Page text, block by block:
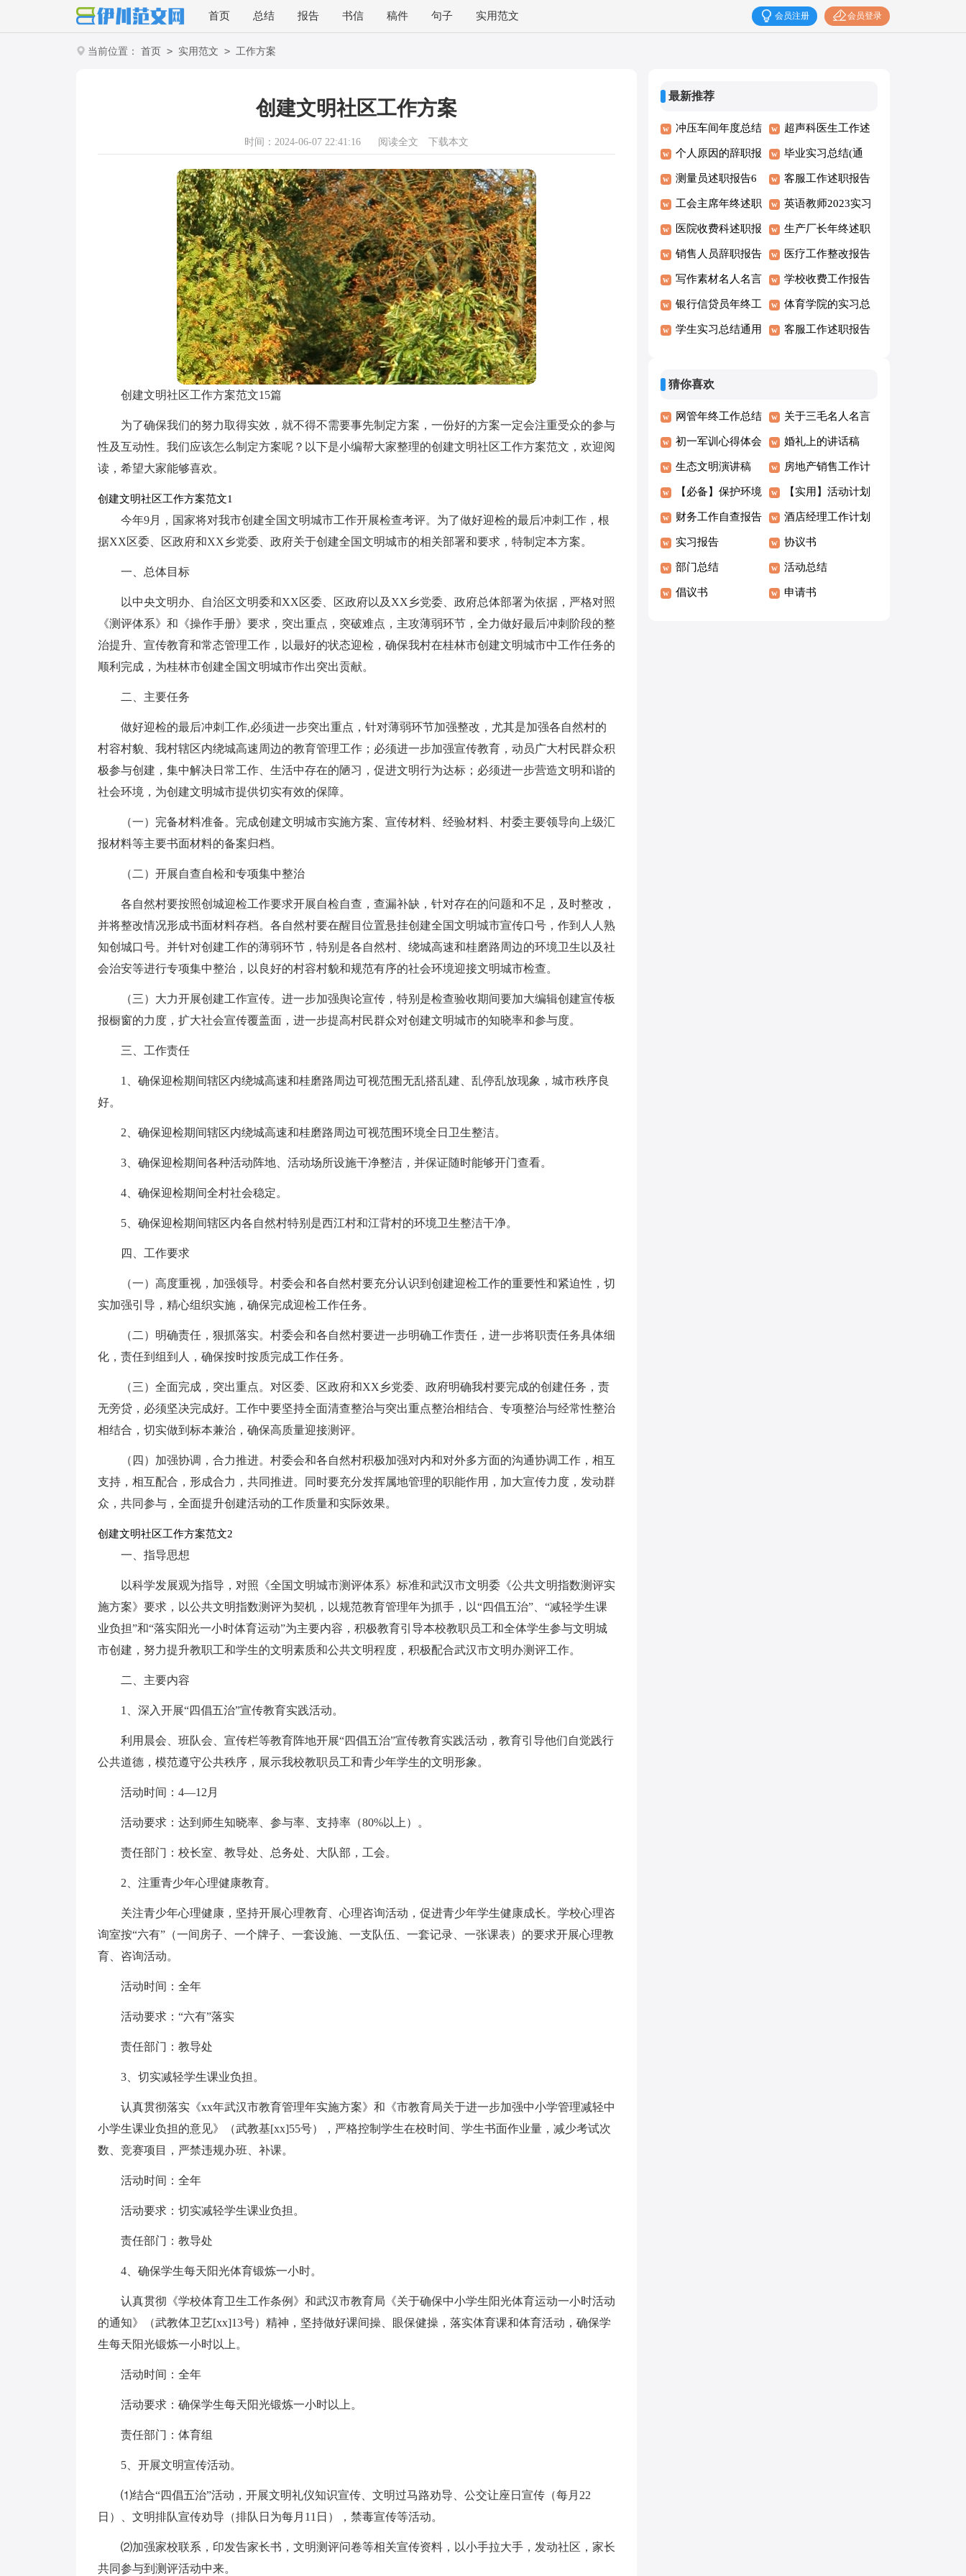
首页 总结 报告 书信 稿件 句子 实用范文 会员登录
会员注册
当前位置： 首页 > 实用范文 > 工作方案
创建文明社区工作方案
时间：2024-06-07 22:41:16 阅读全文 下载本文
创建文明社区工作方案范文15篇
为了确保我们的努力取得实效，就不得不需要事先制定方案，一份好的方案一定会注重受众的参与
性及互动性。我们应该怎么制定方案呢？以下是小编帮大家整理的创建文明社区工作方案范文，欢迎阅
读，希望大家能够喜欢。
创建文明社区工作方案范文1
今年9月，国家将对我市创建全国文明城市工作开展检查考评。为了做好迎检的最后冲刺工作，根
据XX区委、区政府和XX乡党委、政府关于创建全国文明城市的相关部署和要求，特制定本方案。
一、总体目标
以中央文明办、自治区文明委和XX区委、区政府以及XX乡党委、政府总体部署为依据，严格对照
《测评体系》和《操作手册》要求，突出重点，突破难点，主攻薄弱环节，全力做好最后冲刺阶段的整
治提升、宣传教育和常态管理工作，以最好的状态迎检，确保我村在桂林市创建文明城市中工作任务的
顺利完成，为桂林市创建全国文明城市作出突出贡献。
二、主要任务
做好迎检的最后冲刺工作,必须进一步突出重点，针对薄弱环节加强整改，尤其是加强各自然村的
村容村貌、我村辖区内绕城高速周边的教育管理工作；必须进一步加强宣传教育，动员广大村民群众积
极参与创建，集中解决日常工作、生活中存在的陋习，促进文明行为达标；必须进一步营造文明和谐的
社会环境，为创建文明城市提供切实有效的保障。
（一）完备材料准备。完成创建文明城市实施方案、宣传材料、经验材料、村委主要领导向上级汇
报材料等主要书面材料的备案归档。
（二）开展自查自检和专项集中整治
各自然村要按照创城迎检工作要求开展自检自查，查漏补缺，针对存在的问题和不足，及时整改，
并将整改情况形成书面材料存档。各自然村要在醒目位置悬挂创建全国文明城市宣传口号，作到人人熟
知创城口号。并针对创建工作的薄弱环节，特别是各自然村、绕城高速和桂磨路周边的环境卫生以及社
会治安等进行专项集中整治，以良好的村容村貌和规范有序的社会环境迎接文明城市检查。
（三）大力开展创建工作宣传。进一步加强舆论宣传，特别是检查验收期间要加大编辑创建宣传板
报橱窗的力度，扩大社会宣传覆盖面，进一步提高村民群众对创建文明城市的知晓率和参与度。
三、工作责任
1、确保迎检期间辖区内绕城高速和桂磨路周边可视范围无乱搭乱建、乱停乱放现象，城市秩序良
好。
2、确保迎检期间辖区内绕城高速和桂磨路周边可视范围环境全日卫生整洁。
3、确保迎检期间各种活动阵地、活动场所设施干净整洁，并保证随时能够开门查看。
4、确保迎检期间全村社会稳定。
5、确保迎检期间辖区内各自然村特别是西江村和江背村的环境卫生整洁干净。
四、工作要求
（一）高度重视，加强领导。村委会和各自然村要充分认识到创建迎检工作的重要性和紧迫性，切
实加强引导，精心组织实施，确保完成迎检工作任务。
（二）明确责任，狠抓落实。村委会和各自然村要进一步明确工作责任，进一步将职责任务具体细
化，责任到组到人，确保按时按质完成工作任务。
（三）全面完成，突出重点。对区委、区政府和XX乡党委、政府明确我村要完成的创建任务，责
无旁贷，必须坚决完成好。工作中要坚持全面清查整治与突出重点整治相结合、专项整治与经常性整治
相结合，切实做到标本兼治，确保高质量迎接测评。
（四）加强协调，合力推进。村委会和各自然村积极加强对内和对外多方面的沟通协调工作，相互
支持，相互配合，形成合力，共同推进。同时要充分发挥属地管理的职能作用，加大宣传力度，发动群
众，共同参与，全面提升创建活动的工作质量和实际效果。
创建文明社区工作方案范文2
一、指导思想
以科学发展观为指导，对照《全国文明城市测评体系》标准和武汉市文明委《公共文明指数测评实
施方案》要求，以公共文明指数测评为契机，以规范教育管理年为抓手，以“四倡五治”、“减轻学生课
业负担”和“落实阳光一小时体育运动”为主要内容，积极教育引导本校教职员工和全体学生参与文明城
市创建，努力提升教职工和学生的文明素质和公共文明程度，积极配合武汉市文明办测评工作。
二、主要内容
1、深入开展“四倡五治”宣传教育实践活动。
利用晨会、班队会、宣传栏等教育阵地开展“四倡五治”宣传教育实践活动，教育引导他们自觉践行
公共道德，模范遵守公共秩序，展示我校教职员工和青少年学生的文明形象。
活动时间：4—12月
活动要求：达到师生知晓率、参与率、支持率（80%以上）。
责任部门：校长室、教导处、总务处、大队部，工会。
2、注重青少年心理健康教育。
关注青少年心理健康，坚持开展心理教育、心理咨询活动，促进青少年学生健康成长。学校心理咨
询室按“六有”（一间房子、一个牌子、一套设施、一支队伍、一套记录、一张课表）的要求开展心理教
育、咨询活动。
活动时间：全年
活动要求：“六有”落实
责任部门：教导处
3、切实减轻学生课业负担。
认真贯彻落实《xx年武汉市教育管理年实施方案》和《市教育局关于进一步加强中小学管理减轻中
小学生课业负担的意见》（武教基[xx]55号），严格控制学生在校时间、学生书面作业量，减少考试次
数、竞赛项目，严禁违规办班、补课。
活动时间：全年
活动要求：切实减轻学生课业负担。
责任部门：教导处
4、确保学生每天阳光体育锻炼一小时。
认真贯彻《学校体育卫生工作条例》和武汉市教育局《关于确保中小学生阳光体育运动一小时活动
的通知》（武教体卫艺[xx]13号）精神，坚持做好课间操、眼保健操，落实体育课和体育活动，确保学
生每天阳光锻炼一小时以上。
活动时间：全年
活动要求：确保学生每天阳光锻炼一小时以上。
责任部门：体育组
5、开展文明宣传活动。
⑴结合“四倡五治”活动，开展文明礼仪知识宣传、文明过马路劝导、公交让座日宣传（每月22
日）、文明排队宣传劝导（排队日为每月11日），禁毒宣传等活动。
⑵加强家校联系，印发告家长书，文明测评问卷等相关宣传资料，以小手拉大手，发动社区，家长
共同参与到测评活动中来。
最新推荐
冲压车间年度总结 超声科医生工作述
职报告
个人原因的辞职报
告 15篇
毕业实习总结(通
用15篇)
测量员述职报告6
篇
客服工作述职报告
(15篇)
工会主席年终述职
报告范文
英语教师2023实习
总结
医院收费科述职报
告
生产厂长年终述职
报告11篇
销售人员辞职报告
集合15篇
医疗工作整改报告
写作素材名人名言 学校收费工作报告
银行信贷员年终工
作总结15篇
体育学院的实习总
结
学生实习总结通用 客服工作述职报告
猜你喜欢
网管年终工作总结 关于三毛名人名言
（通用70句）
初一军训心得体会
(汇编15篇)
婚礼上的讲话稿
生态文明演讲稿 房地产销售工作计
划15篇
【必备】保护环境
建议书作文集锦9
篇
【实用】活动计划
范文汇总7篇
财务工作自查报告
(集合15篇)
酒店经理工作计划
实习报告 协议书
部门总结 活动总结
倡议书 申请书